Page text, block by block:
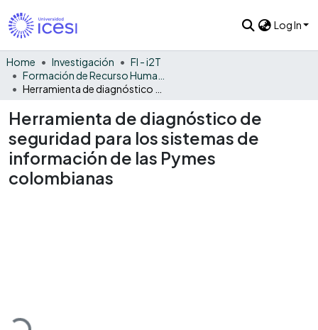
Log In
Home Investigación
FI - i2T
Herramienta de diagnóstico de
seguridad para los sistemas de
información de las Pymes
colombianas
Loading...